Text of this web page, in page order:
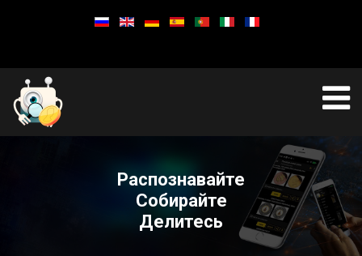
Распознавайте
Собирайте
Делитесь